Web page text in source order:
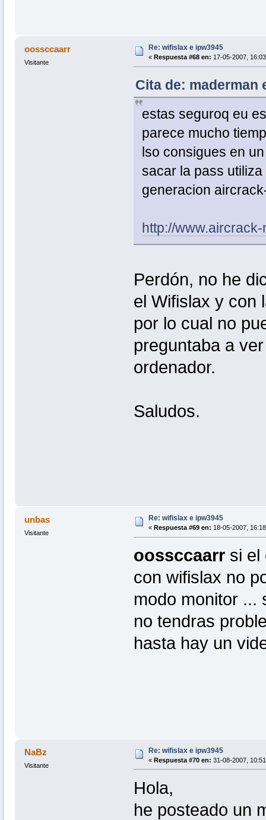
oossccaarr
Visitante
Re: wifislax e ipw3945
« Respuesta #68 en: 17-05-2007,
Cita de: maderman
estas seguroq eu
parece mucho
lso consigues en
sacar la pass
generacion
http://
Perdón, no he
el Wifislax y con
por lo cual no
preguntaba a
ordenador.
Saludos.
unbas
Visitante
Re: wifislax e ipw3945
« Respuesta #69 en: 18-05-2007,
oossccaarrsi el
con wifislax no
modo monitor ...
no tendras
hasta hay un
NaBz
Visitante
Re: wifislax e ipw3945
« Respuesta #70 en: 31-08-2007,
Hola,
he posteado un